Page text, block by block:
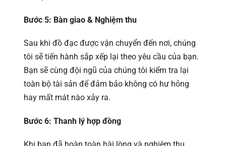
Bước 5: Bàn giao & Nghiệm thu
Sau khi đồ đạc được vận chuyển đến nơi, chúng
tôi sẽ tiến hành sắp xếp lại theo yêu cầu của bạn.
Bạn sẽ cùng đội ngũ của chúng tôi kiểm tra lại
toàn bộ tài sản để đảm bảo không có hư hỏng
hay mất mát nào xảy ra.
Bước 6: Thanh lý hợp đồng